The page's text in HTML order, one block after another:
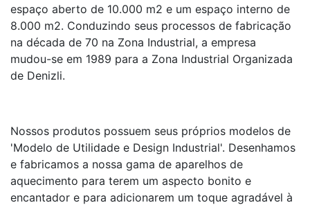
espaço aberto de 10.000 m2 e um espaço interno de
8.000 m2. Conduzindo seus processos de fabricação
na década de 70 na Zona Industrial, a empresa
mudou-se em 1989 para a Zona Industrial Organizada
de Denizli.
Nossos produtos possuem seus próprios modelos de
'Modelo de Utilidade e Design Industrial'. Desenhamos
e fabricamos a nossa gama de aparelhos de
aquecimento para terem um aspecto bonito e
encantador e para adicionarem um toque agradável à